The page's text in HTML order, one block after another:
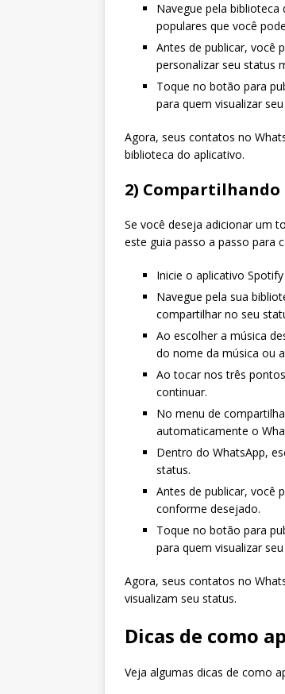
Navegue pela biblioteca
populares que você
Antes de publicar, você
personalizar seu status
Toque no botão para
para quem visualizar
Agora, seus contatos no
biblioteca do aplicativo.
2)
Se você deseja adicionar um
este guia passo a passo para
Inicie o aplicativo
Navegue pela sua
compartilhar no seu
Ao escolher a música
do nome da música ou
Ao tocar nos três
continuar.
No menu de
automaticamente o
Dentro do WhatsApp,
status.
Antes de publicar, você
conforme desejado.
Toque no botão para
para quem visualizar
Agora, seus contatos no
visualizam seu status.
Dicas de como
Veja algumas dicas de como